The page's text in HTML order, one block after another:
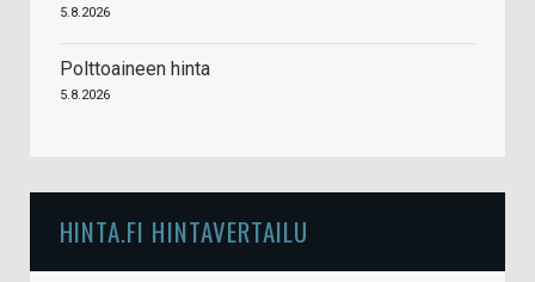
5.8.2026
Polttoaineen hinta
5.8.2026
HINTA.FI HINTAVERTAILU